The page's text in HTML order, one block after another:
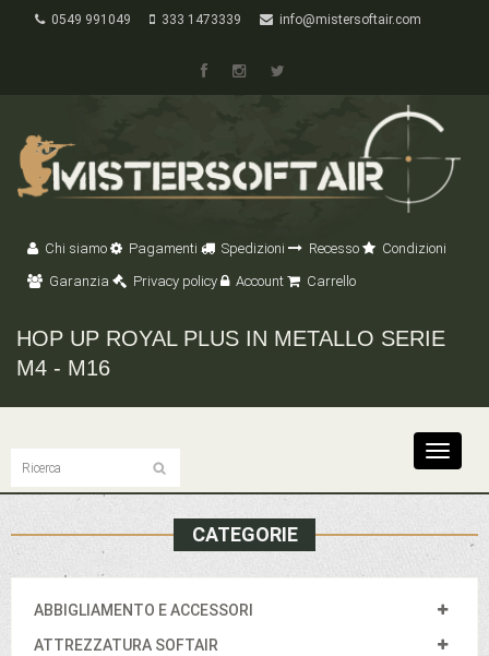
0549 991049 333 1473339 info@mistersoftair.com
Chi siamo Pagamenti Spedizioni Recesso
Condizioni
Garanzia
Privacy policy Account Carrello
HOP UP ROYAL PLUS IN METALLO SERIE
M4 - M16
Toggle
CATEGORIE
ABBIGLIAMENTO E ACCESSORI
ATTREZZATURA SOFTAIR